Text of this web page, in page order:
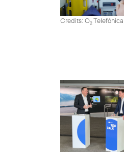
Credits: O2Telefónica